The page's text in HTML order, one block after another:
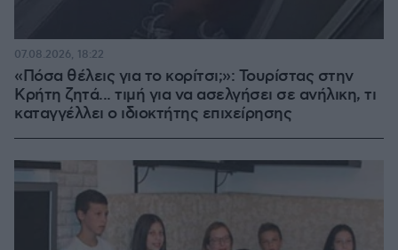
«Πόσα θέλεις για το κορίτσι;»: Τουρίστας στην
Κρήτη ζητά... τιμή για να ασελγήσει σε ανήλικη, τι
καταγγέλλει ο ιδιοκτήτης επιχείρησης
07.08.2026, 18:22